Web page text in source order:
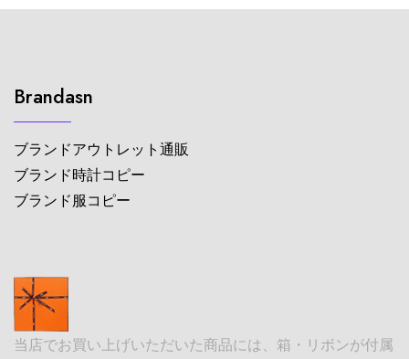
Brandasn
ブランドアウトレット通販
ブランド時計コピー
ブランド服コピー
当店でお買い上げいただいた商品には、箱・リボンが付属